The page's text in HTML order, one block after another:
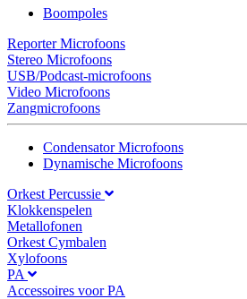
Boompoles
Reporter Microfoons
Stereo Microfoons
USB/Podcast-microfoons
Video Microfoons
Zangmicrofoons
Condensator Microfoons
Dynamische Microfoons
Orkest Percussie
Klokkenspelen
Metallofonen
Orkest Cymbalen
Xylofoons
PA
Accessoires voor PA